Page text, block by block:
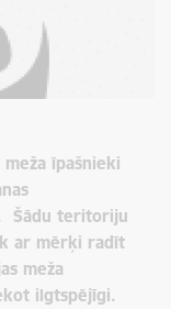
īpašnieki
Šādu teritoriju
ar mērķi radīt
meža
ilgtspējīgi.